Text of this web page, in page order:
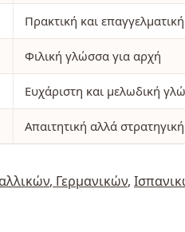
Πρακτική και
Φιλική γλώσσα για αρχή
Ευχάριστη και μελωδική
Απαιτητική αλλά
, Γερμανικών,